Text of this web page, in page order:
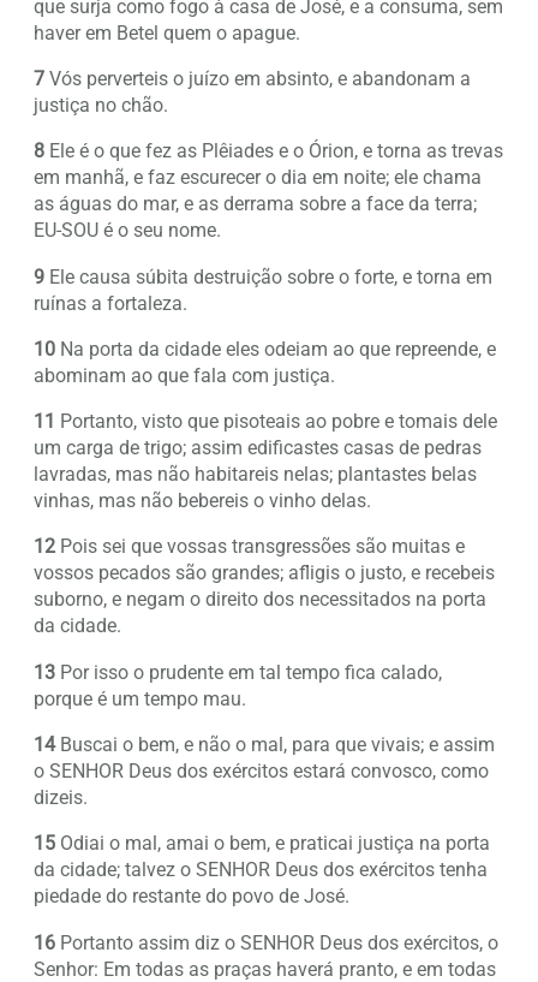
que surja como fogo à casa de José, e a consuma, sem
haver em Betel quem o apague.
7 Vós perverteis o juízo em absinto, e abandonam a
justiça no chão.
8 Ele é o que fez as Plêiades e o Órion, e torna as trevas
em manhã, e faz escurecer o dia em noite; ele chama
as águas do mar, e as derrama sobre a face da terra;
EU-SOU é o seu nome.
9 Ele causa súbita destruição sobre o forte, e torna em
ruínas a fortaleza.
10 Na porta da cidade eles odeiam ao que repreende, e
abominam ao que fala com justiça.
11 Portanto, visto que pisoteais ao pobre e tomais dele
um carga de trigo; assim edificastes casas de pedras
lavradas, mas não habitareis nelas; plantastes belas
vinhas, mas não bebereis o vinho delas.
12 Pois sei que vossas transgressões são muitas e
vossos pecados são grandes; afligis o justo, e recebeis
suborno, e negam o direito dos necessitados na porta
da cidade.
13 Por isso o prudente em tal tempo fica calado,
porque é um tempo mau.
14Buscai o bem, e não o mal, para que vivais; e assim
o SENHOR Deus dos exércitos estará convosco, como
dizeis.
15 Odiai o mal, amai o bem, e praticai justiça na porta
da cidade; talvez o SENHOR Deus dos exércitos tenha
piedade do restante do povo de José.
16 Portanto assim diz o SENHOR Deus dos exércitos, o
Senhor: Em todas as praças haverá pranto, e em todas